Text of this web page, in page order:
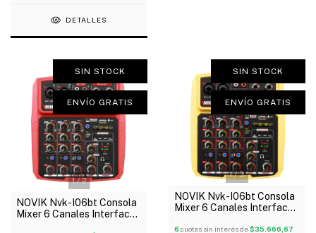
DETALLES
1/2
SIN STOCK
ENVÍO GRATIS
NOVIK Nvk-I06bt Consola
Mixer 6 Canales Interface
1/3
SIN STOCK
ENVÍO GRATIS
NOVIK Nvk-I06bt Consola
Mixer 6 Canales Interface
6 cuotas sin interés de$35.666,67